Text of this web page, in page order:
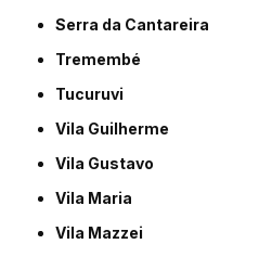
Serra da Cantareira
Tremembé
Tucuruvi
Vila Guilherme
Vila Gustavo
Vila Maria
Vila Mazzei